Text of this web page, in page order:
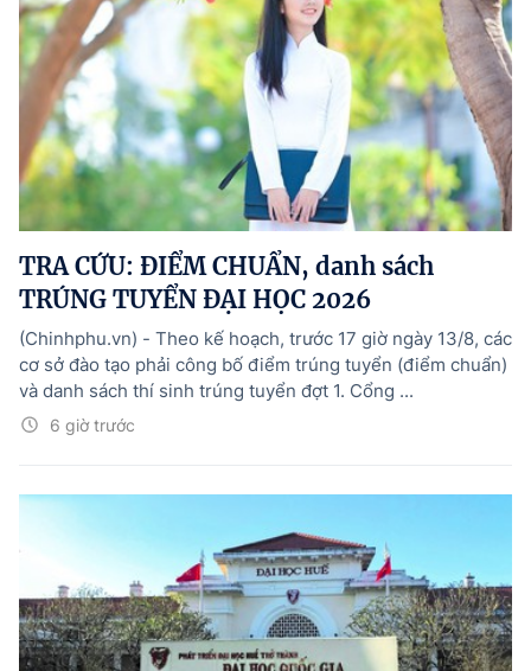
TRA CỨU: ĐIỂM CHUẨN, danh sách
TRÚNG TUYỂN ĐẠI HỌC 2026
6 giờ trước
(Chinhphu.vn) - Theo kế hoạch, trước 17 giờ ngày 13/8, các
cơ sở đào tạo phải công bố điểm trúng tuyển (điểm chuẩn)
và danh sách thí sinh trúng tuyển đợt 1. Cổng ...